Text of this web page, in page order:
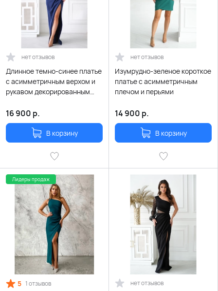
нет отзывов
Длинное темно-синее платье
с асимметричным верхом и
рукавом декорированным
16 900 р.
В корзину
нет отзывов
Изумрудно-зеленое короткое
платье с асимметричным
плечом и перьями
14 900 р.
В корзину
Лидеры продаж
5 1 отзывов нет отзывов